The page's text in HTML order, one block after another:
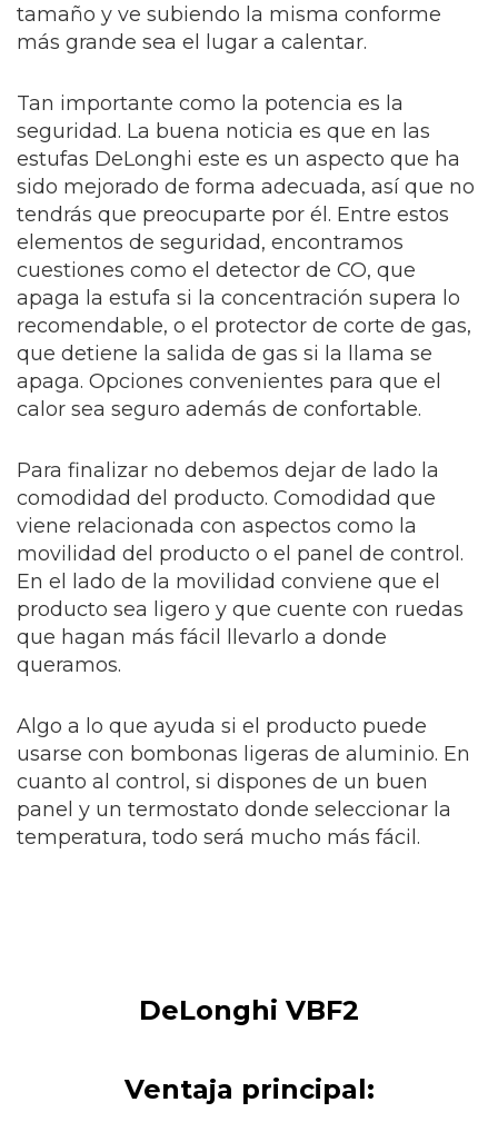
tamaño y ve subiendo la misma conforme
más grande sea el lugar a calentar.
Tan importante como la potencia es la
seguridad. La buena noticia es que en las
estufas DeLonghi este es un aspecto que ha
sido mejorado de forma adecuada, así que no
tendrás que preocuparte por él. Entre estos
elementos de seguridad, encontramos
cuestiones como el detector de CO, que
apaga la estufa si la concentración supera lo
recomendable, o el protector de corte de gas,
que detiene la salida de gas si la llama se
apaga. Opciones convenientes para que el
calor sea seguro además de confortable.
Para finalizar no debemos dejar de lado la
comodidad del producto. Comodidad que
viene relacionada con aspectos como la
movilidad del producto o el panel de control.
En el lado de la movilidad conviene que el
producto sea ligero y que cuente con ruedas
que hagan más fácil llevarlo a donde
queramos.
Algo a lo que ayuda si el producto puede
usarse con bombonas ligeras de aluminio. En
cuanto al control, si dispones de un buen
panel y un termostato donde seleccionar la
temperatura, todo será mucho más fácil.
DeLonghi VBF2
Ventaja principal: